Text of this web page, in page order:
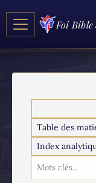
Foi
Table des
Index